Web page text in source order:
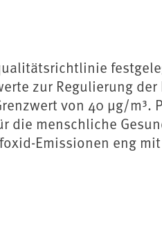
zur Regulierung
von 40 μg/m³.
die menschliche
Emissionen eng